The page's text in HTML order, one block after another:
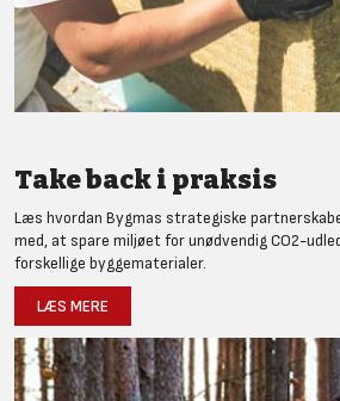
Take back i praksis
Læs hvordan Bygmas strategiske
med, at spare miljøet for unødvendig CO2-
forskellige byggematerialer.
LÆS MERE